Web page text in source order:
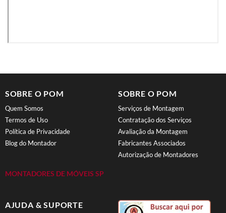
SOBRE O POM
Quem Somos
Termos de Uso
Política de Privacidade
Blog do Montador
MONTADORES DE MÓVEIS SP
SOBRE O POM
Serviços de Montagem
Contratação dos Serviços
Avaliação da Montagem
Fabricantes Associados
Autorização de Montadores
AJUDA & SUPORTE